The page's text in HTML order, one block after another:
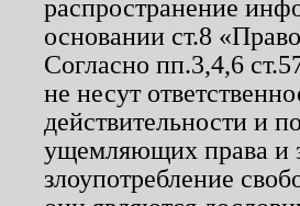
распространение
основании ст.8
Согласно пп.3,4,6
не несут
действительности и
ущемляющих права и
злоупотребление